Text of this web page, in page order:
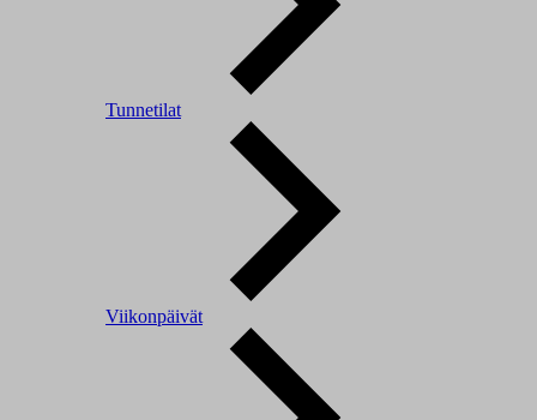
Tunnetilat
Viikonpäivät